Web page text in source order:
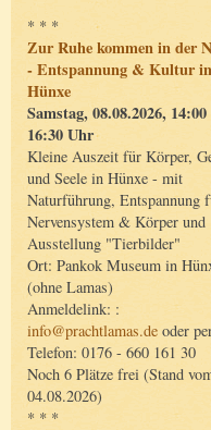
* * *
Zur Ruhe kommen in der
- Entspannung & Kultur in
Hünxe
Samstag, 08.08.2026, 14:00
16:30 Uhr
Kleine Auszeit für Körper,
und Seele in Hünxe - mit
Naturführung, Entspannung
Nervensystem & Körper und
Ausstellung "Tierbilder"
Ort: Pankok Museum in
(ohne Lamas)
Anmeldelink: :
info@prachtlamas.de oder
Telefon: 0176 - 660 161 30
Noch 6 Plätze frei (Stand
04.08.2026)
* * *